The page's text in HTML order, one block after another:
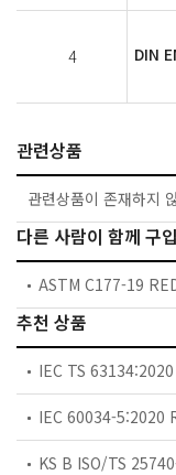
4 DIN
관련상품
관련상품이 존재하지
다른 사람이 함께 구
추천 상품